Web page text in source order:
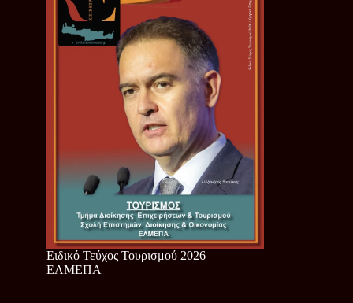
Ειδικό Τεύχος Τουρισμού 2026 |
ΕΛΜΕΠΑ